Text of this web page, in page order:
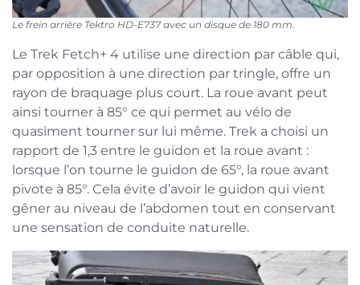
Le frein arrière Tektro HD-E737 avec un disque de 180 mm.
Le Trek Fetch+ 4 utilise une direction par câble qui,
par opposition à une direction par tringle, offre un
rayon de braquage plus court. La roue avant peut
ainsi tourner à 85° ce qui permet au vélo de
quasiment tourner sur lui même. Trek a choisi un
rapport de 1,3 entre le guidon et la roue avant :
lorsque l’on tourne le guidon de 65°, la roue avant
pivote à 85°. Cela évite d’avoir le guidon qui vient
gêner au niveau de l’abdomen tout en conservant
une sensation de conduite naturelle.